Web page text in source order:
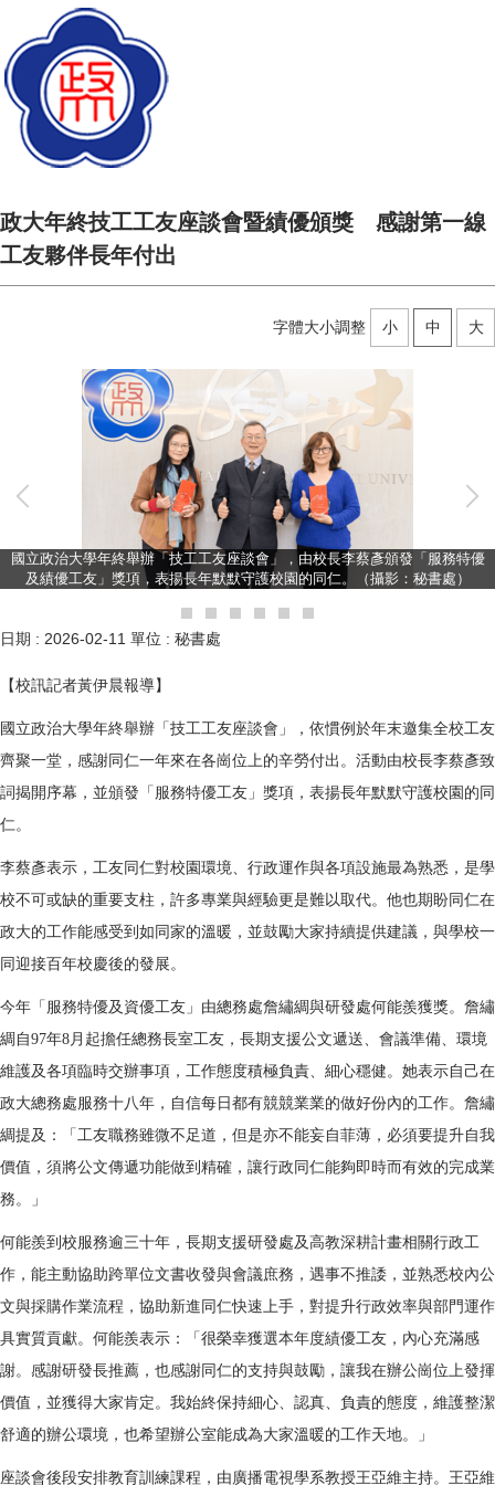
政大年終技工工友座談會暨績優頒獎 感謝第一線
工友夥伴長年付出
字體大小調整 小 中 大
國立政治大學年終舉辦「技工工友座談會」，由校長李蔡彥頒發「服務特優
及績優工友」獎項，表揚長年默默守護校園的同仁。（攝影：秘書處）
日期 : 2026-02-11 單位 : 秘書處
【校訊記者黃伊晨報導】
國立政治大學年終舉辦「技工工友座談會」，依慣例於年末邀集全校工友
齊聚一堂，感謝同仁一年來在各崗位上的辛勞付出。活動由校長李蔡彥致
詞揭開序幕，並頒發「服務特優工友」獎項，表揚長年默默守護校園的同
仁。
李蔡彥表示，工友同仁對校園環境、行政運作與各項設施最為熟悉，是學
校不可或缺的重要支柱，許多專業與經驗更是難以取代。他也期盼同仁在
政大的工作能感受到如同家的溫暖，並鼓勵大家持續提供建議，與學校一
同迎接百年校慶後的發展。
今年「服務特優及資優工友」由總務處詹繡綢與研發處何能羨獲獎。 詹繡
綢自97年8月起擔任總務長室工友，長期支援公文遞送、會議準備、環境
維護及各項臨時交辦事項，工作態度積極負責、細心穩健。她表示自己在
政大總務處服務十八年，自信每日都有競競業業的做好份內的工作。詹繡
綢提及：「工友職務雖微不足道，但是亦不能妄自菲薄，必須要提升自我
價值，須將公文傳遞功能做到精確，讓行政同仁能夠即時而有效的完成業
務。」
何能羨到校服務逾三十年，長期支援研發處及高教深耕計畫相關行政工
作，能主動協助跨單位文書收發與會議庶務，遇事不推諉，並熟悉校內公
文與採購作業流程，協助新進同仁快速上手，對提升行政效率與部門運作
具實質貢獻。何能羨表示：「很榮幸獲選本年度績優工友，內心充滿感
謝。感謝研發長推薦，也感謝同仁的支持與鼓勵，讓我在辦公崗位上發揮
價值，並獲得大家肯定。我始終保持細心、認真、負責的態度，維護整潔
舒適的辦公環境，也希望辦公室能成為大家溫暖的工作天地。」
座談會後段安排教育訓練課程，由廣播電視學系教授王亞維主持。王亞維